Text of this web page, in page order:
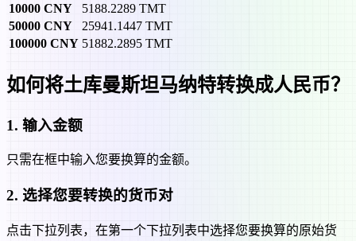
10000 CNY 5188.2289 TMT
50000 CNY 25941.1447 TMT
100000 CNY 51882.2895 TMT
如何将土库曼斯坦马纳特转换成人民币？
1. 输入金额
只需在框中输入您要换算的金额。
2. 选择您要转换的货币对
点击下拉列表，在第一个下拉列表中选择您要换算的原始货